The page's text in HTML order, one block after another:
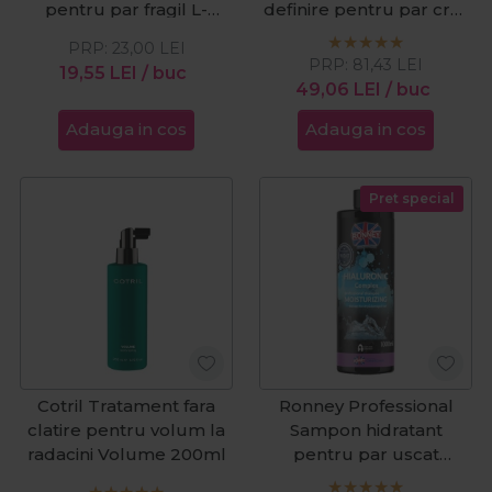
pentru par fragil L-
1000ml
19,55 LEI / buc
PRP: 23,00 LEI
Adauga in cos
definire pentru par cret
Eimi Nutricurls Boost
Bounce 300ml
49,06 LEI / buc
PRP: 81,43 LEI
Adauga in cos
Cotril Tratament fara
clatire pentru volum la
radacini Volume 200ml
Pret special
Ronney Professional
Sampon hidratant
pentru par uscat
Hialuronic Complex